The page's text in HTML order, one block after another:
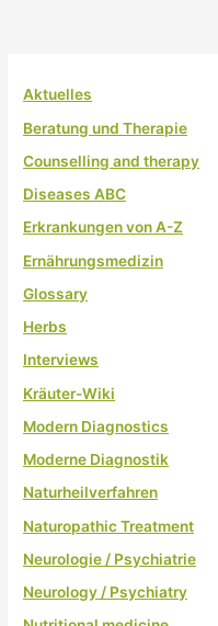
Aktuelles
Beratung und Therapie
Counselling and therapy
Diseases ABC
Erkrankungen von A-Z
Ernährungsmedizin
Glossary
Herbs
Interviews
Kräuter-Wiki
Modern Diagnostics
Moderne Diagnostik
Naturheilverfahren
Naturopathic Treatment
Neurologie / Psychiatrie
Neurology / Psychiatry